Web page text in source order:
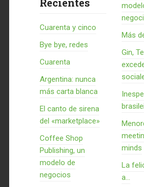
Cuarenta y cinco
Bye bye, redes
Cuarenta
Argentina: nunca
más carta blanca
El canto de sirena
del «marketplace»
Coffee Shop
Publishing, un
modelo de
negocios
Más
Gin,
minds
La
a...